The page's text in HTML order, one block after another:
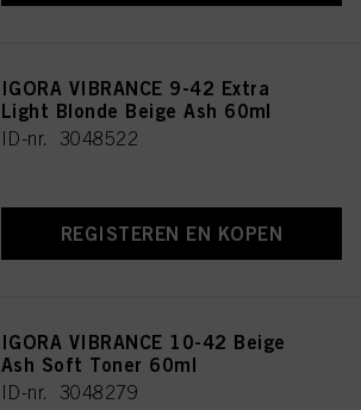
IGORA VIBRANCE 9-42 Extra
Light Blonde Beige Ash 60ml
ID-nr. 3048522
REGISTEREN EN KOPEN
IGORA VIBRANCE 10-42 Beige
Ash Soft Toner 60ml
ID-nr. 3048279